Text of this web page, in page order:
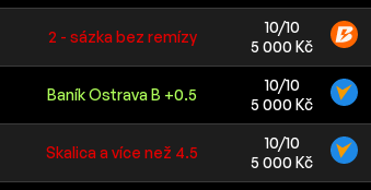
2 - sázka bez remízy
10/10
5 000 Kč
Baník Ostrava B +0.5
10/10
5 000 Kč
Skalica a více než 4.5
10/10
5 000 Kč